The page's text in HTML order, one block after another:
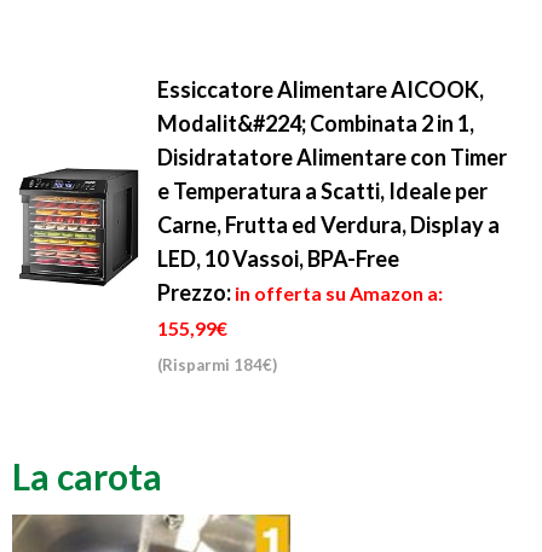
Essiccatore Alimentare AICOOK,
Modalit&#224; Combinata 2 in 1,
Disidratatore Alimentare con Timer
e Temperatura a Scatti, Ideale per
Carne, Frutta ed Verdura, Display a
LED, 10 Vassoi, BPA-Free
Prezzo: in offerta su Amazon a:
155,99€
(Risparmi 184€)
La carota